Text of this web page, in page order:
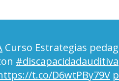
Curso Estrategias
#discapacidadauditiva
t.co/D6wtPBy79V